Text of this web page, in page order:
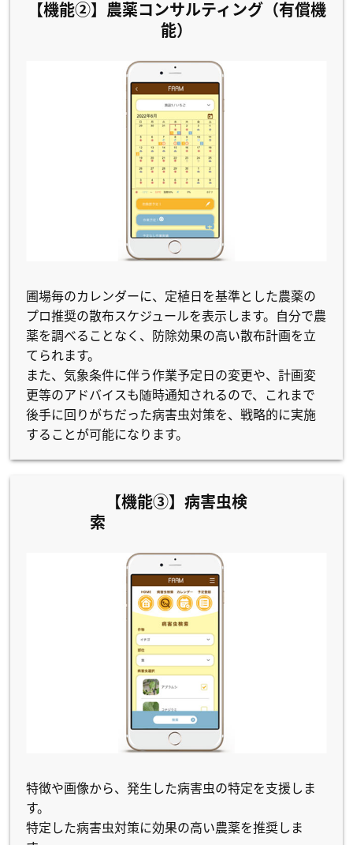
【機能②】農薬コンサルティング（有償機
能）
圃場毎のカレンダーに、定植日を基準とした農薬の
プロ推奨の散布スケジュールを表示します。自分で農
薬を調べることなく、防除効果の高い散布計画を立
てられます。
また、気象条件に伴う作業予定日の変更や、計画変
更等のアドバイスも随時通知されるので、これまで
後手に回りがちだった病害虫対策を、戦略的に実施
することが可能になります。
【機能③】病害虫検
索
特徴や画像から、発生した病害虫の特定を支援しま
す。
特定した病害虫対策に効果の高い農薬を推奨しま